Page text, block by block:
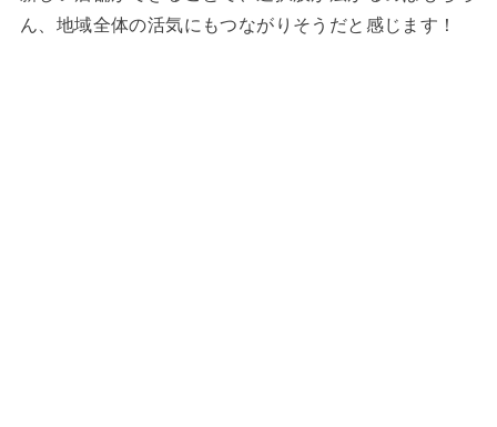
ん、地域全体の活気にもつながりそうだと感じます！